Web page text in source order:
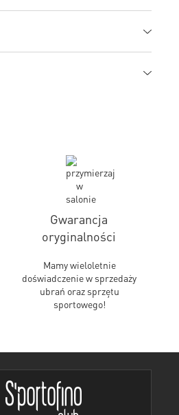
Gwarancja
oryginalności
Mamy wieloletnie
doświadczenie w sprzedaży
ubrań oraz sprzętu
sportowego!